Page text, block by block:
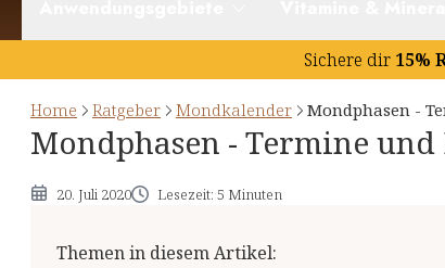
Sichere dir 15%
Home Ratgeber Mondkalender Mondphasen -
Mondphasen - Termine und
20. Juli 2020 Lesezeit: 5 Minuten
Themen in diesem Artikel: